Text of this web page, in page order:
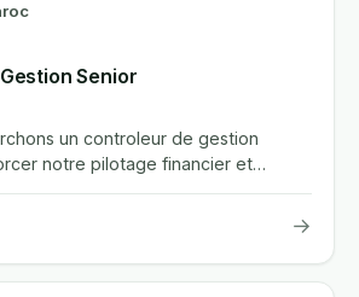
Senior
un controleur de gestion
notre pilotage financier et
→